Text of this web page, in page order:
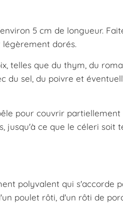
5 cm de longueur.
légèrement dorés.
telles que du thym, du
du sel, du poivre et
pour couvrir partiellement
jusqu'à ce que le céleri soit
polyvalent qui s'accorde
poulet rôti, d'un rôti de